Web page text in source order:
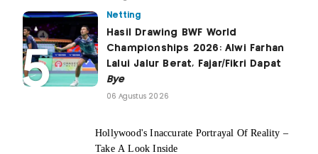
Netting
Hasil Drawing BWF World
Championships 2026: Alwi Farhan
Lalui Jalur Berat, Fajar/Fikri Dapat
Bye
06 Agustus 2026